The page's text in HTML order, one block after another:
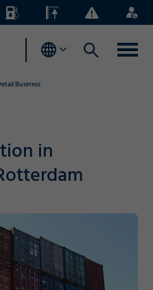
EnergiezuschlägePegelständeBusiness
News
Login
Business
in